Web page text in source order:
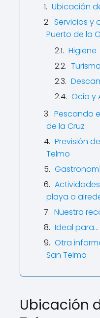
Ubicación
Servicios y
Puerto de la
Higiene
Ocio y
Pescando
de la Cruz
Previsión
Telmo
playa o
Nuestra
Ideal para…
Otra
San Telmo
Ubicación